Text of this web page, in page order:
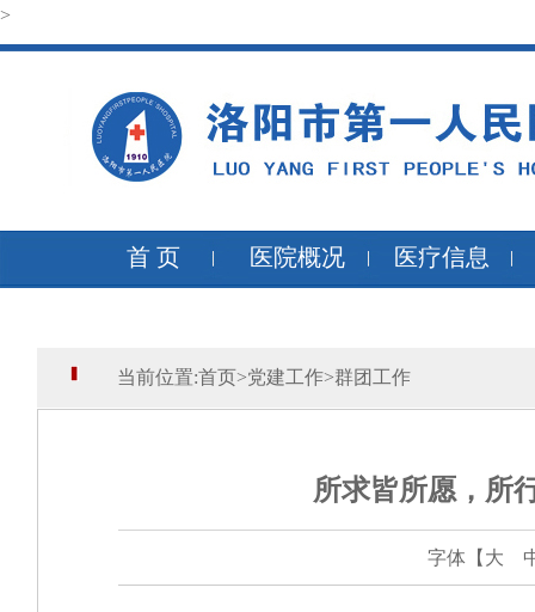
>
首 页 医院概况 医疗信息
当前位置:首页>党建工作>群团工作
所求皆所愿，所
字体【 大